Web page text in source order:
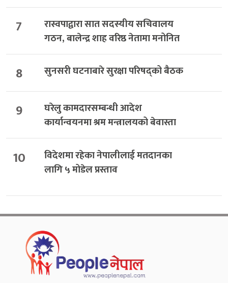
7
रास्वपाद्वारा सात सदस्यीय सचिवालय
गठन, बालेन्द्र शाह वरिष्ठ नेतामा मनोनित
8 सुनसरी घटनाबारे सुरक्षा परिषद्को बैठक
9
घरेलु कामदारसम्बन्धी आदेश
कार्यान्वयनमा श्रम मन्त्रालयको बेवास्ता
10
विदेशमा रहेका नेपालीलाई मतदानका
लागि ५ मोडेल प्रस्ताव